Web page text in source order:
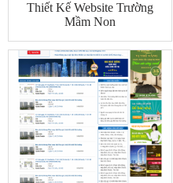
Thiết Kế Website Trường
Mầm Non